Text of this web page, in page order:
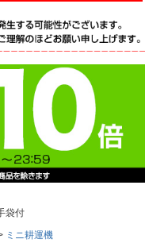
袋付
ミニ耕運機